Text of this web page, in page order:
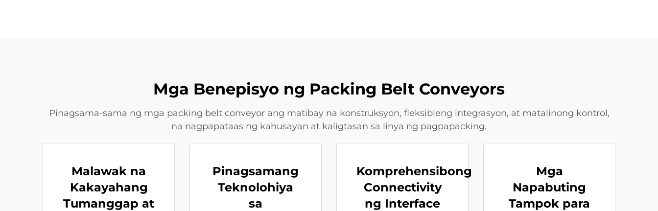
Mga Benepisyo ng Packing Belt Conveyors
Pinagsama-sama ng mga packing belt conveyor ang matibay na konstruksyon, fleksibleng integrasyon, at matalinong kontrol,
na nagpapataas ng kahusayan at kaligtasan sa linya ng pagpapacking.
Malawak na
Kakayahang
Tumanggap at
Pinagsamang
Teknolohiya
sa
Komprehensibong
Connectivity
ng Interface
Mga
Napabuting
Tampok para